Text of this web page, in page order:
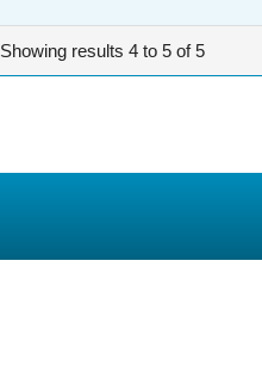
Showing results 4 to 5 of 5